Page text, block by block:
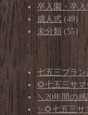
卒入園・卒入
成人式 (49)
未分類 (55)
Recent
七五三プラ
🌻七五三サ
＼20年間の
✨🌻七五三サ